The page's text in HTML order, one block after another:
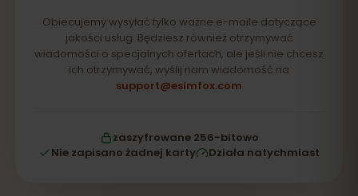
Obiecujemy wysyłać tylko ważne e-maile dotyczące
jakości usług. Będziesz również otrzymywać
wiadomości o specjalnych ofertach, ale jeśli nie chcesz
ich otrzymywać, wyślij nam wiadomość na
support@esimfox.com
zaszyfrowane 256-bitowo
Nie zapisano żadnej karty
Działa natychmiast